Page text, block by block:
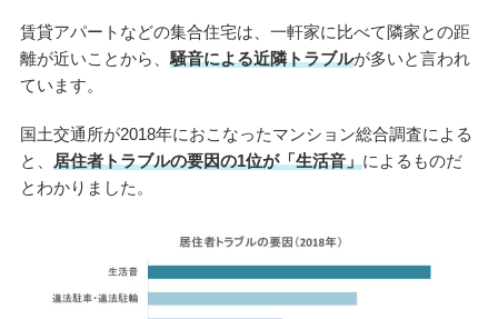
賃貸アパートなどの集合住宅は、一軒家に比べて隣家との距
離が近いことから、 騒音による近隣トラブルが多いと言われ
ています。
国土交通所が2018年におこなったマンション総合調査による
と、 居住者トラブルの要因の1位が「生活音」によるものだ
とわかりました。